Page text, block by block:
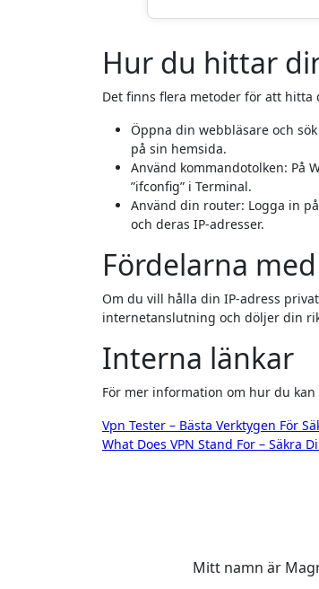
Hur du hittar
Det finns flera metoder för att hitta
Öppna din webbläsare och
på sin hemsida.
Använd kommandotolken: På
”ifconfig” i Terminal.
Använd din router: Logga in
och deras IP-adresser.
Fördelarna
Om du vill hålla din IP-adress
internetanslutning och döljer din
Interna länkar
För mer information om hur du
Vpn Tester – Bästa Verktygen För
What Does VPN Stand For – Säkra
Mitt namn är